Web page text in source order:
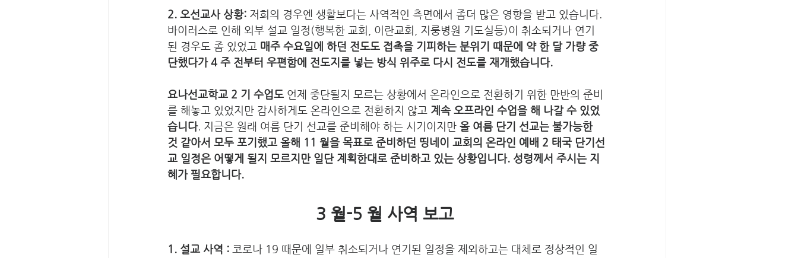
2. 오선교사 상황: 저희의 경우엔 생활보다는 사역적인 측면에서 좀더 많은 영향을 받고 있습니다.
바이러스로 인해 외부 설교 일정(행복한 교회, 이란교회, 지룽병원 기도실등)이 취소되거나 연기
된 경우도 좀 있었고 매주 수요일에 하던 전도도 접촉을 기피하는 분위기 때문에 약 한 달 가량 중
단했다가 4 주 전부터 우편함에 전도지를 넣는 방식 위주로 다시 전도를 재개했습니다.
요나선교학교 2 기 수업도 언제 중단될지 모르는 상황에서 온라인으로 전환하기 위한 만반의 준비
를 해놓고 있었지만 감사하게도 온라인으로 전환하지 않고 계속 오프라인 수업을 해 나갈 수 있었
습니다. 지금은 원래 여름 단기 선교를 준비해야 하는 시기이지만 올 여름 단기 선교는 불가능한
것 같아서 모두 포기했고 올해 11 월을 목표로 준비하던 띵네이 교회의 온라인 예배 2 태국 단기선
교 일정은 어떻게 될지 모르지만 일단 계획한대로 준비하고 있는 상황입니다. 성령께서 주시는 지
혜가 필요합니다.
3 월-5 월 사역 보고
1. 설교 사역 : 코로나 19 때문에 일부 취소되거나 연기된 일정을 제외하고는 대체로 정상적인 일